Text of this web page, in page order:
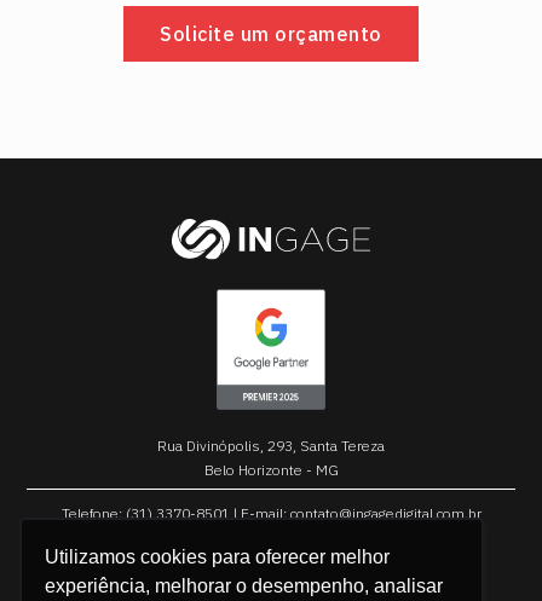
Utilizamos cookies para oferecer melhor
experiência, melhorar o desempenho, analisar
Solicite um orçamento
Rua Divinópolis, 293, Santa Tereza
Belo Horizonte - MG
Telefone: (31) 3370-8501 | E-mail: contato@ingagedigital.com.br
M4L MARKETING LTDA
CNPJ 21.125.961/0001-00